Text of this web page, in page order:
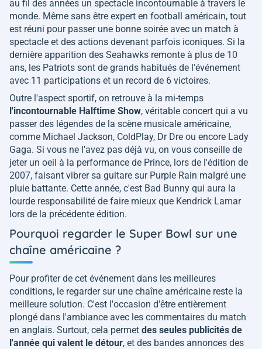
au fil des années un spectacle incontournable à travers le
monde. Même sans être expert en football américain, tout
est réuni pour passer une bonne soirée avec un match à
spectacle et des actions devenant parfois iconiques. Si la
dernière apparition des Seahawks remonte à plus de 10
ans, les Patriots sont de grands habitués de l'événement
avec 11 participations et un record de 6 victoires.
Outre l'aspect sportif, on retrouve à la mi-temps
l'incontournable Halftime Show, véritable concert qui a vu
passer des légendes de la scène musicale américaine,
comme Michael Jackson, ColdPlay, Dr Dre ou encore Lady
Gaga. Si vous ne l'avez pas déjà vu, on vous conseille de
jeter un oeil à la performance de Prince, lors de l'édition de
2007, faisant vibrer sa guitare sur Purple Rain malgré une
pluie battante. Cette année, c'est Bad Bunny qui aura la
lourde responsabilité de faire mieux que Kendrick Lamar
lors de la précédente édition.
Pourquoi regarder le Super Bowl sur une
chaîne américaine ?
Pour profiter de cet événement dans les meilleures
conditions, le regarder sur une chaîne américaine reste la
meilleure solution. C'est l'occasion d'être entièrement
plongé dans l'ambiance avec les commentaires du match
en anglais. Surtout, cela permet des seules publicités de
l'année qui valent le détour, et des bandes annonces des